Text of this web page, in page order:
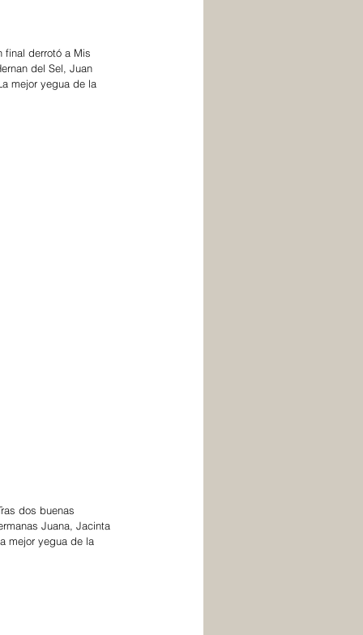
final derrotó a Mis
del Sel, Juan
mejor yegua de la
dos buenas
Juana, Jacinta
mejor yegua de la